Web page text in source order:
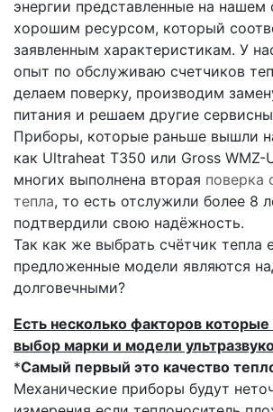
энергии представленные на нашем
хорошим ресурсом, который
заявленным характеристикам. У
опыт по обслуживаю счетчиков
делаем поверку, производим
питания и решаем другие
Приборы, которые раньше вышли
как Ultraheat T350 или Gross WMZ-
многих выполнена вторая поверка
тепла, то есть отслужили более 8
подтвердили свою надёжность.
Так как же выбрать счётчик тепла
предложенные модели являются
долговечными?
Есть несколько факторов
выбор марки и модели
*Самый первый это качество
Механические приборы будут